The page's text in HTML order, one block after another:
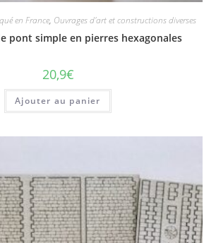
en France, Ouvrages d'art et constructions diverses
pont simple en pierres hexagonales
20,9€
Ajouter au panier